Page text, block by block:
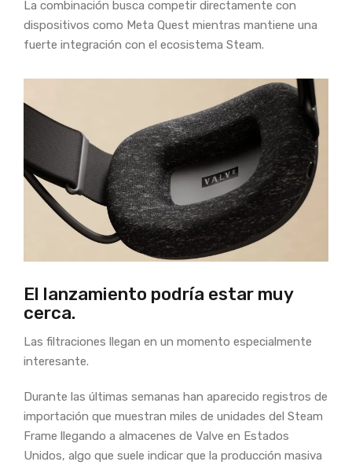
La combinación busca competir directamente con
dispositivos como Meta Quest mientras mantiene una
fuerte integración con el ecosistema Steam.
El lanzamiento podría estar muy
cerca.
Las filtraciones llegan en un momento especialmente
interesante.
Durante las últimas semanas han aparecido registros de
importación que muestran miles de unidades del Steam
Frame llegando a almacenes de Valve en Estados
Unidos, algo que suele indicar que la producción masiva